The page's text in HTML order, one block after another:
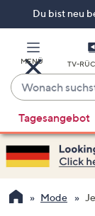
Du bist neu
MENÜ TV-
Wonach
suchst
du
heute?
Vorschläge
verfügbar
sind,
verwenden
Sie
Tagesangebot
Mode